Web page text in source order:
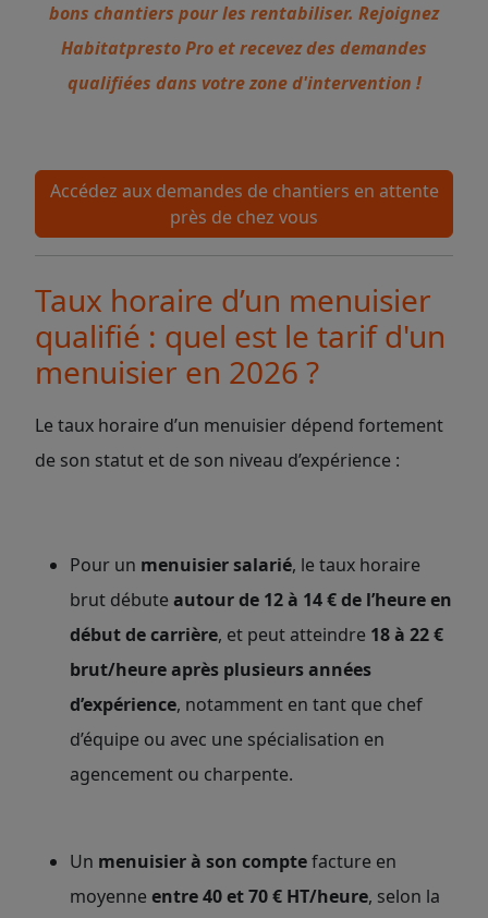
bons chantiers pour les rentabiliser. Rejoignez
Habitatpresto Pro et recevez des demandes
qualifiées dans votre zone d'intervention !
Accédez aux demandes de chantiers en attente
près de chez vous
Taux horaire d’un menuisier
qualifié : quel est le tarif d'un
menuisier en 2026 ?
Le taux horaire d’un menuisier dépend fortement
de son statut et de son niveau d’expérience :
Pour un menuisier salarié, le taux horaire
brut débute autour de 12 à 14 € de l’heure en
début de carrière, et peut atteindre 18 à 22 €
brut/heure après plusieurs années
d’expérience, notamment en tant que chef
d’équipe ou avec une spécialisation en
agencement ou charpente.
Un menuisier à son comptefacture en
moyenne entre 40 et 70 € HT/heure, selon la